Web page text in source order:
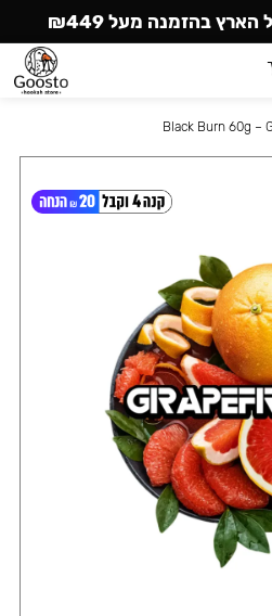
Black Burn 60g –
הארץ בהזמנה מעל ₪449